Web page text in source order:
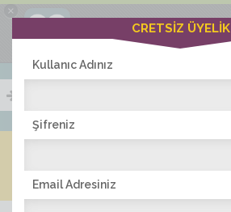
×
Ciddiask Uygulaması
+1 Hafta Gold Üyelik Kazan
Bedava - com.ciddi.ask
CRETSİZ ÜYELİK
Kullanıc Adınız
Şifreniz
Email Adresiniz